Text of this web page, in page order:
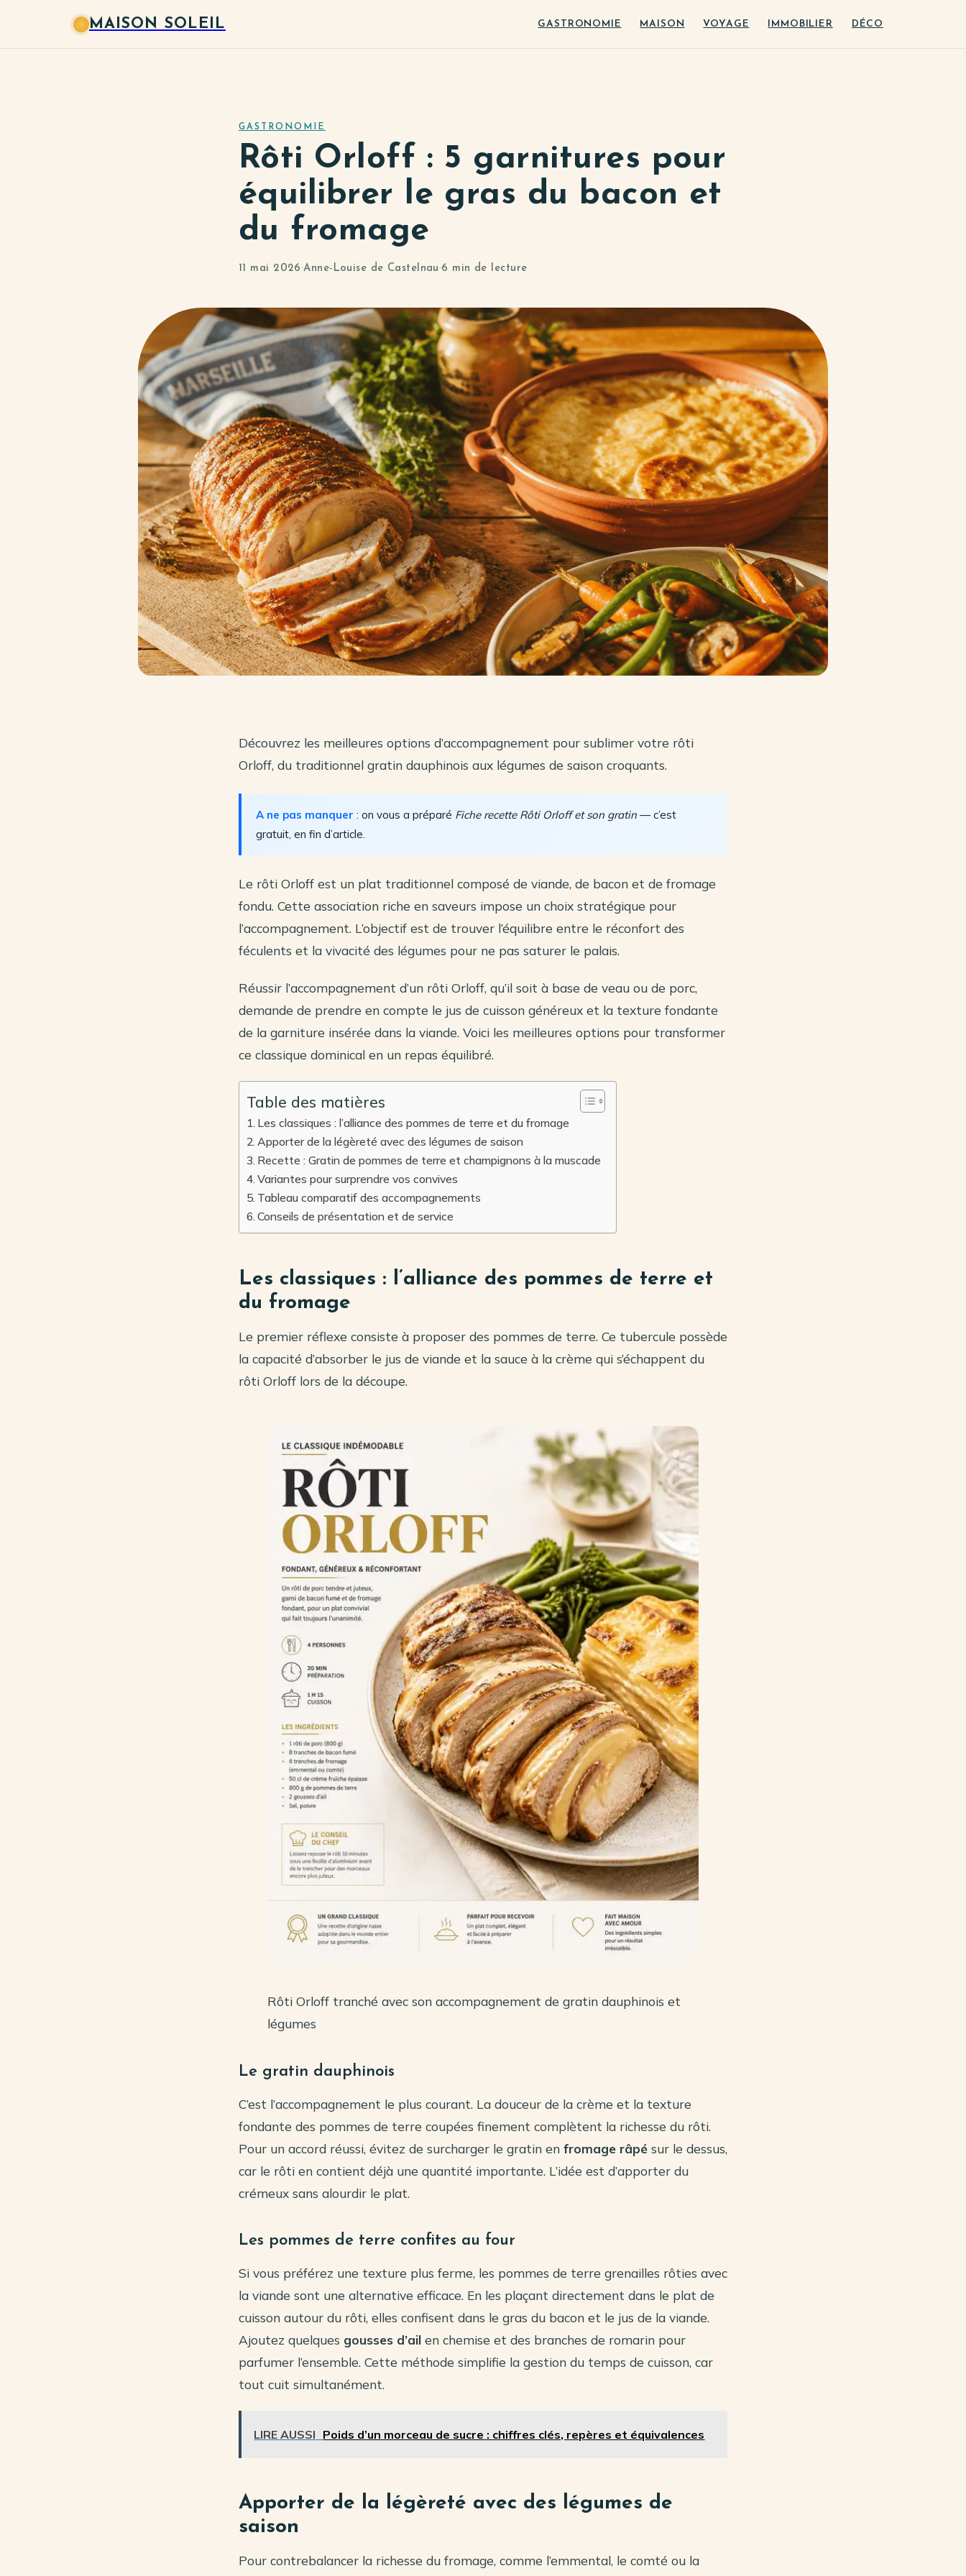
MAISON SOLEIL GASTRONOMIE MAISON VOYAGE IMMOBILIER DÉCO
GASTRONOMIE
Rôti Orloff : 5 garnitures pour
équilibrer le gras du bacon et
du fromage
11 mai 2026 ·Anne-Louise de Castelnau ·6 min de lecture
Découvrez les meilleures options d’accompagnement pour sublimer votre rôti
Orloff, du traditionnel gratin dauphinois aux légumes de saison croquants.
A ne pas manquer : on vous a préparé Fiche recette Rôti Orloff et son gratin — c’est
gratuit, en fin d’article.
Le rôti Orloff est un plat traditionnel composé de viande, de bacon et de fromage
fondu. Cette association riche en saveurs impose un choix stratégique pour
l’accompagnement. L’objectif est de trouver l’équilibre entre le réconfort des
féculents et la vivacité des légumes pour ne pas saturer le palais.
Réussir l’accompagnement d’un rôti Orloff, qu’il soit à base de veau ou de porc,
demande de prendre en compte le jus de cuisson généreux et la texture fondante
de la garniture insérée dans la viande. Voici les meilleures options pour transformer
ce classique dominical en un repas équilibré.
Table des matières
Les classiques : l’alliance des pommes de terre et du fromage
Apporter de la légèreté avec des légumes de saison
Recette : Gratin de pommes de terre et champignons à la muscade
Variantes pour surprendre vos convives
Tableau comparatif des accompagnements
Conseils de présentation et de service
Les classiques : l’alliance des pommes de terre et
du fromage
Le premier réflexe consiste à proposer des pommes de terre. Ce tubercule possède
la capacité d’absorber le jus de viande et la sauce à la crème qui s’échappent du
rôti Orloff lors de la découpe.
Rôti Orloff tranché avec son accompagnement de gratin dauphinois et
légumes
Le gratin dauphinois
C’est l’accompagnement le plus courant. La douceur de la crème et la texture
fondante des pommes de terre coupées finement complètent la richesse du rôti.
Pour un accord réussi, évitez de surcharger le gratin en fromage râpé sur le dessus,
car le rôti en contient déjà une quantité importante. L’idée est d’apporter du
crémeux sans alourdir le plat.
Les pommes de terre confites au four
Si vous préférez une texture plus ferme, les pommes de terre grenailles rôties avec
la viande sont une alternative efficace. En les plaçant directement dans le plat de
cuisson autour du rôti, elles confisent dans le gras du bacon et le jus de la viande.
Ajoutez quelques gousses d’ail en chemise et des branches de romarin pour
parfumer l’ensemble. Cette méthode simplifie la gestion du temps de cuisson, car
tout cuit simultanément.
LIRE AUSSI Poids d’un morceau de sucre : chiffres clés, repères et équivalences
Apporter de la légèreté avec des légumes de
saison
Pour contrebalancer la richesse du fromage, comme l’emmental, le comté ou la